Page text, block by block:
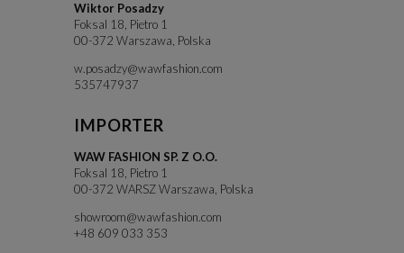
Wiktor Posadzy
Foksal 18, Pietro 1
00-372 Warszawa, Polska
w.posadzy@wawfashion.com
535747937
IMPORTER
WAW FASHION SP. Z O.O.
Foksal 18, Pietro 1
00-372 WARSZ Warszawa, Polska
showroom@wawfashion.com
+48 609 033 353